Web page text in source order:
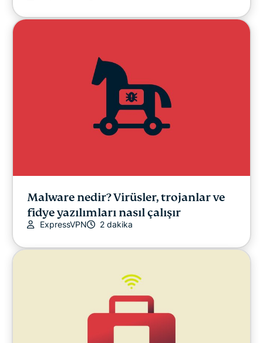
Malware nedir? Virüsler, trojanlar ve
fidye yazılımları nasıl çalışır
ExpressVPN 2 dakika